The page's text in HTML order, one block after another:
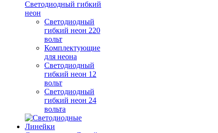
Светодиодный гибкий
неон
Светодиодный
гибкий неон 220
вольт
Комплектующие
для неона
Светодиодный
гибкий неон 12
вольт
Светодиодный
гибкий неон 24
вольта